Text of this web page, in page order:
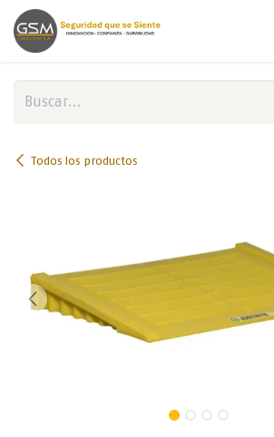
Ir al contenido
Todos los productos